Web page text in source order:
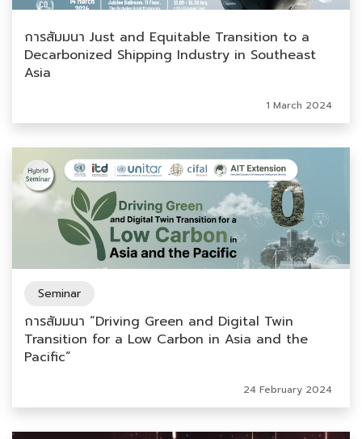
การสัมมนา Just and Equitable Transition to a
Decarbonized Shipping Industry in Southeast
Asia
1 March 2024
Seminar
การสัมมนา “Driving Green and Digital Twin
Transition for a Low Carbon in Asia and the
Pacific”
24 February 2024